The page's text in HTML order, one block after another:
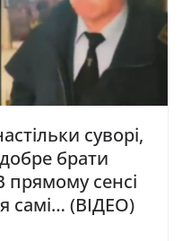
суворі,
брати
прямому сенсі
самі… (ВІДЕО)